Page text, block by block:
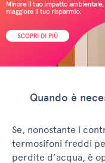
Quando è
Se, nonostante i
termosifoni freddi
perdite d’acqua, è